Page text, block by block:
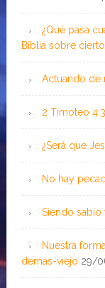
¿Qué pasa
Biblia sobre
Actuando de
2 Timoteo 4:3
¿Será que
No hay
Siendo
Nuestra
demás-viejo 29/